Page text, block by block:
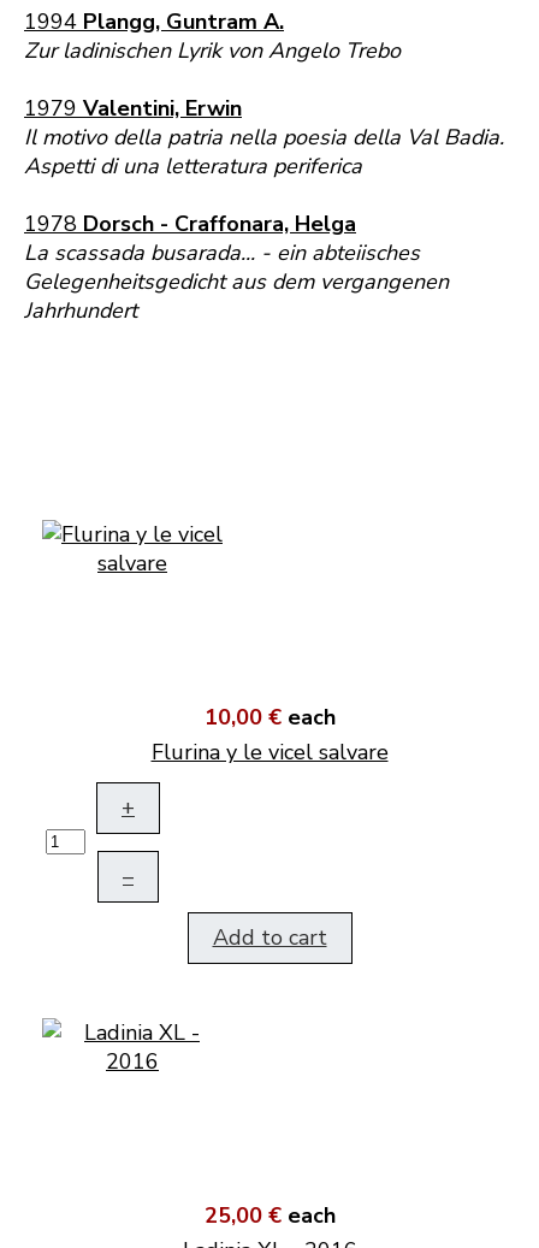
1994 Plangg, Guntram A.
Zur ladinischen Lyrik von Angelo Trebo
1979 Valentini, Erwin
Il motivo della patria nella poesia della Val Badia.
Aspetti di una letteratura periferica
1978 Dorsch - Craffonara, Helga
La scassada busarada... - ein abteiisches
Gelegenheitsgedicht aus dem vergangenen
Jahrhundert
10,00 € each
Flurina y le vicel salvare
+
–
Add to cart
25,00 € each